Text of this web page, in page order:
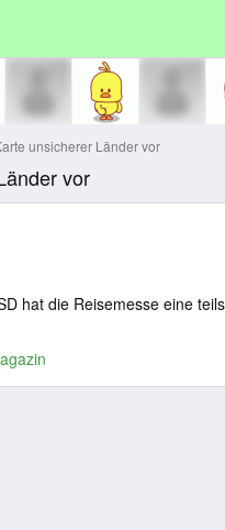
unsicherer Länder vor
vor
hat die Reisemesse eine